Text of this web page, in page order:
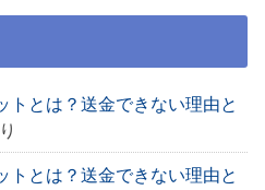
トとは？送金できない理由と
トとは？送金できない理由と